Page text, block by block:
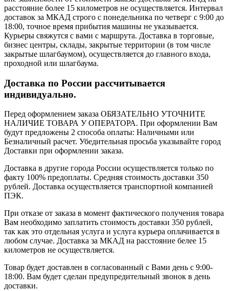
расстояние более 15 километров не осуществляется. Интервал
доставок за МКАД строго с понедельника по четверг с 9:00 до
18:00, точное время прибытия машины не указывается.
Курьеры свяжутся с вами с маршрута. Доставка в торговые,
бизнес центры, склады, закрытые территории (в том числе
закрытые шлагбаумом), осуществляется до главного входа,
проходной или шлагбаума.
Доставка по России рассчитывается
индивидуально.
Перед оформлением заказа ОБЯЗАТЕЛЬНО УТОЧНИТЕ
НАЛИЧИЕ ТОВАРА У ОПЕРАТОРА. При оформлении Вам
будут предложены 2 способа оплаты: Наличными или
Безналичный расчет. Убедительная просьба указывайте город
Доставки при оформлении заказа.
Доставка в другие города России осуществляется только по
факту 100% предоплаты. Средняя стоимость доставки 350
рублей. Доставка осуществляется транспортной компанией
ПЭК.
При отказе от заказа в момент фактического получения товара
Вам необходимо заплатить стоимость доставки 350 рублей,
так как это отдельная услуга и услуга курьера оплачивается в
любом случае. Доставка за МКАД на расстояние белее 15
километров не осуществляется.
Товар будет доставлен в согласованный с Вами день с 9:00-
18:00. Вам будет сделан предупредительный звонок в день
доставки.